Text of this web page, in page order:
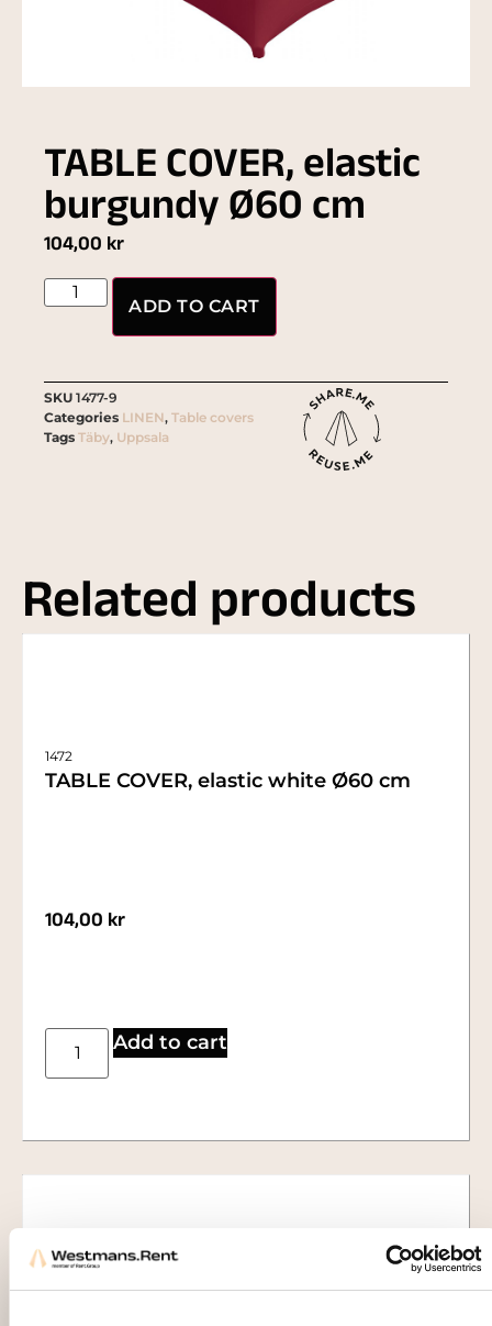
TABLE COVER, elastic
burgundy Ø60 cm
104,00 kr
ADD TO CART
SKU 1477-9
Categories LINEN, Table covers
Tags Täby, Uppsala
Related products
1472
TABLE COVER, elastic white Ø60 cm
104,00 kr
Add to cart
1473